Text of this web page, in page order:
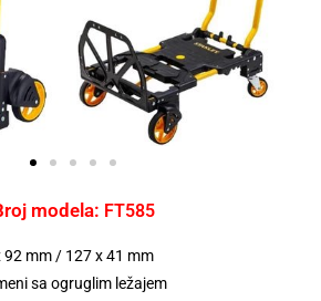
modela: FT585
92 mm / 127 x 41 mm
sa ogruglim ležajem